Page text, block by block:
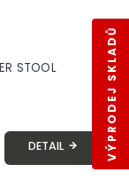
STOOL
DETAIL VÝPRODEJ SKLADŮ